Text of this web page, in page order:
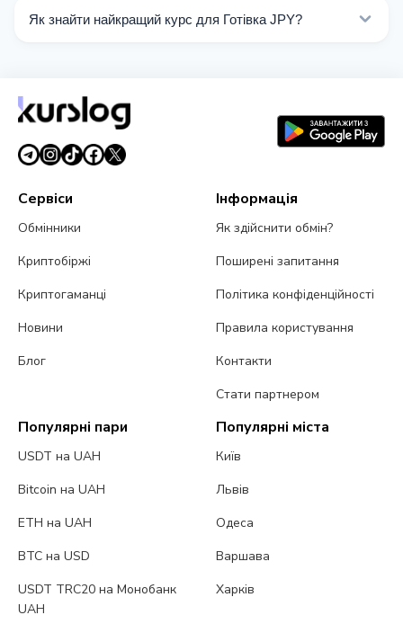
з Готівка JPY.
Як знайти найкращий курс для Готівка JPY?
реальному часі.
Сервіси
Обмінники
Криптобіржі
Криптогаманці
Новини
Блог
Інформація
Як здійснити обмін?
Поширені запитання
Політика конфіденційності
Правила користування
Контакти
Стати партнером
Популярні пари
USDT на UAH
Bitcoin на UAH
ETH на UAH
BTC на USD
USDT TRC20 на Монобанк
UAH
Популярні міста
Київ
Львів
Одеса
Варшава
Харків